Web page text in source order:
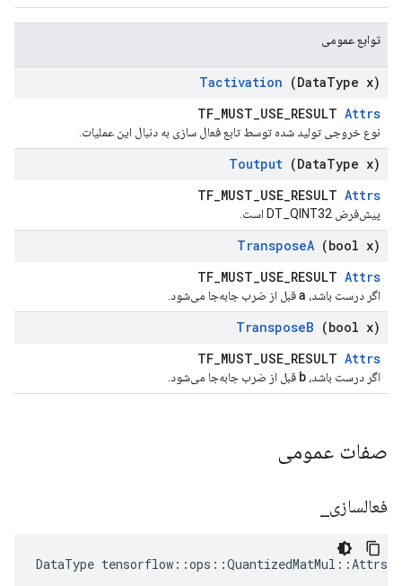
توابع عمومی
Tactivation (DataType x)
TF_MUST_USE_RESULT Attrs
نوع خروجی تولید شده توسط تابع فعال سازی به دنبال این عملیات.
Toutput (DataType x)
TF_MUST_USE_RESULT Attrs
پیش‌فرض DT_QINT32 است.
TransposeA (bool x)
TF_MUST_USE_RESULT Attrs
اگر درست باشد، aقبل از ضرب جابه‌جا می‌شود.
TransposeB (bool x)
TF_MUST_USE_RESULT Attrs
اگر درست باشد، b قبل از ضرب جابه‌جا می‌شود.
صفات عمومی
فعالسازی
DataType